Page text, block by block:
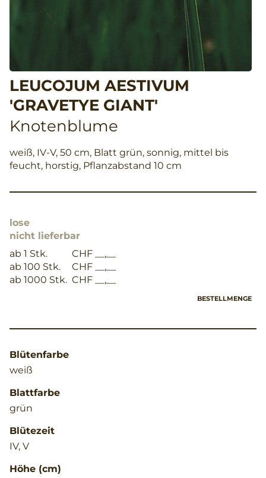
LEUCOJUM AESTIVUM
'GRAVETYE GIANT'
Knotenblume
weiß, IV-V, 50 cm, Blatt grün, sonnig, mittel bis
feucht, horstig, Pflanzabstand 10 cm
lose
nicht lieferbar
ab 1 Stk.
CHF __,__
ab 100 Stk.
CHF __,__
ab 1000 Stk. CHF __,__
BESTELLMENGE
Blütenfarbe
weiß
Blattfarbe
grün
Blütezeit
IV, V
Höhe (cm)